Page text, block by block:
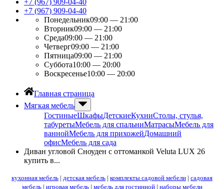
+7 (967) 909-04-40
Понедельник09:00 — 21:00
Вторник09:00 — 21:00
Среда09:00 — 21:00
Четверг09:00 — 21:00
Пятница09:00 — 21:00
Суббота10:00 — 20:00
Воскресенье10:00 — 20:00
Главная страница
Мягкая мебель
ГостиныеШкафыДетскиеКухниСтолы, стулья,
табуретыМебель для спальниМатрасыМебель для
ваннойМебель для прихожейДомашний
офисМебель для сада
Диван угловой Сноуден с оттоманкой Veluta LUX 26
купить в...
кухонная мебель | детская мебель | комплекты садовой мебели | садовая
мебель| игровая мебель| мебель для гостинной| наборы мебели